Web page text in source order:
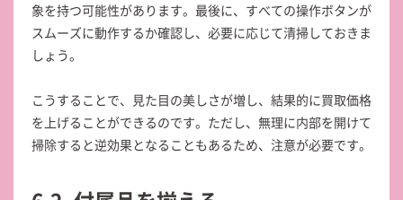
象を持つ可能性があります。最後に、すべての操作ボタンが
スムーズに動作するか確認し、必要に応じて清掃しておきま
しょう。
こうすることで、見た目の美しさが増し、結果的に買取価格
を上げることができるのです。ただし、無理に内部を開けて
掃除すると逆効果となることもあるため、注意が必要です。